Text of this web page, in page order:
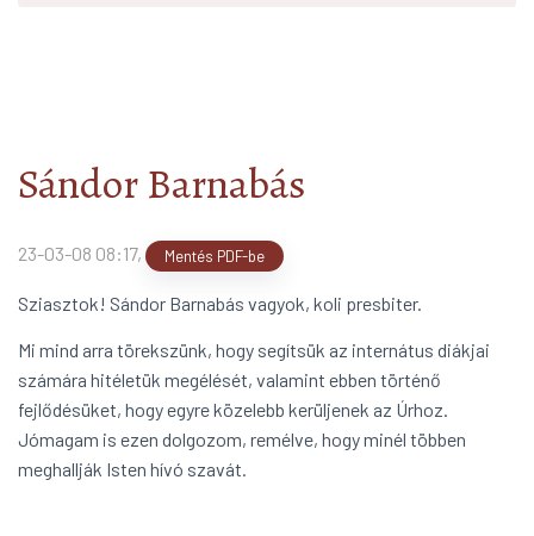
Sándor Barnabás
23-03-08 08:17, Mentés PDF-be
Sziasztok! Sándor Barnabás vagyok, koli presbiter.
Mi mind arra törekszünk, hogy segítsük az internátus diákjai
számára hitéletük megélését, valamint ebben történő
fejlődésüket, hogy egyre közelebb kerüljenek az Úrhoz.
Jómagam is ezen dolgozom, remélve, hogy minél többen
meghallják Isten hívó szavát.